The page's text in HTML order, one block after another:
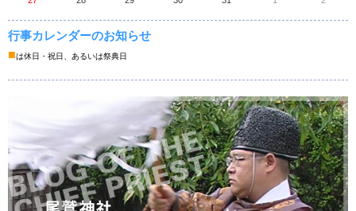
行事カレンダーのお知らせ
■は休日・祝日、あるいは祭典日